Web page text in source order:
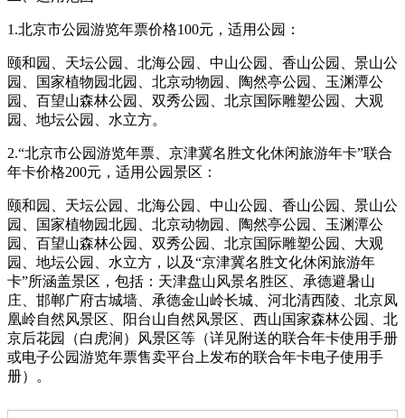
1.北京市公园游览年票价格100元，适用公园：
颐和园、天坛公园、北海公园、中山公园、香山公园、景山公
园、国家植物园北园、北京动物园、陶然亭公园、玉渊潭公
园、百望山森林公园、双秀公园、北京国际雕塑公园、大观
园、地坛公园、水立方。
2.“北京市公园游览年票、京津冀名胜文化休闲旅游年卡”联合
年卡价格200元，适用公园景区：
颐和园、天坛公园、北海公园、中山公园、香山公园、景山公
园、国家植物园北园、北京动物园、陶然亭公园、玉渊潭公
园、百望山森林公园、双秀公园、北京国际雕塑公园、大观
园、地坛公园、水立方，以及“京津冀名胜文化休闲旅游年
卡”所涵盖景区，包括：天津盘山风景名胜区、承德避暑山
庄、邯郸广府古城墙、承德金山岭长城、河北清西陵、北京凤
凰岭自然风景区、阳台山自然风景区、西山国家森林公园、北
京后花园（白虎涧）风景区等（详见附送的联合年卡使用手册
或电子公园游览年票售卖平台上发布的联合年卡电子使用手
册）。